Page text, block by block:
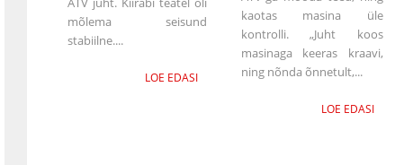
mõlema seisund
stabiilne....
LOE EDASI
kaotas masina üle
kontrolli. „Juht koos
masinaga keeras kraavi,
ning nõnda õnnetult,...
LOE EDASI